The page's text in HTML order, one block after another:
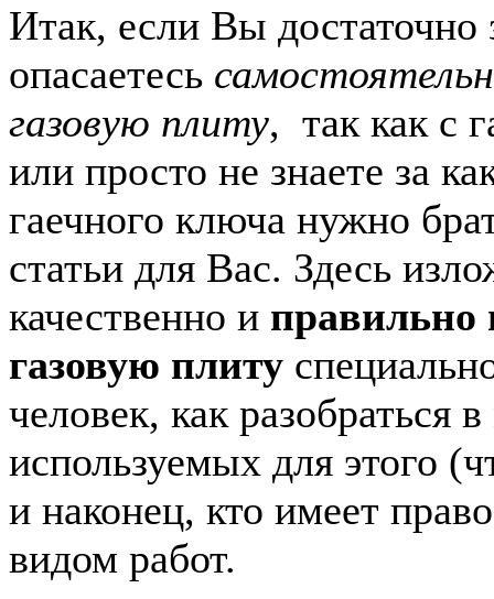
Итак, если Вы достаточно
опасаетесь
газовую плиту, так как с
или просто не знаете за
гаечного ключа нужно
статьи для Вас. Здесь
качественно и правильно
газовую плиту
человек, как разобраться
используемых для этого
и наконец, кто имеет
видом работ.